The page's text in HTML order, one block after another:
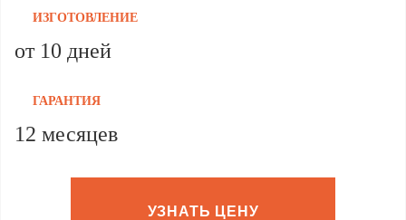
ИЗГОТОВЛЕНИЕ
от 10 дней
ГАРАНТИЯ
12 месяцев
УЗНАТЬ ЦЕНУ